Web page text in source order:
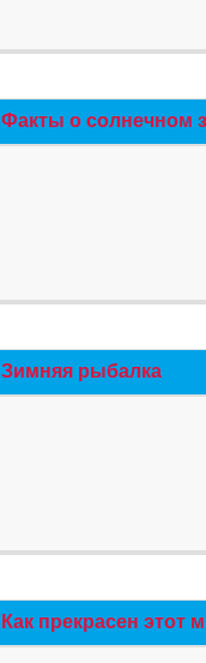
Факты о солнечном
Зимняя рыбалка
Как прекрасен этот